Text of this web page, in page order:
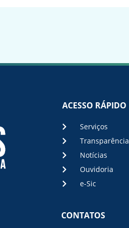
ACESSO RÁPIDO
Serviços
Transparência
Notícias
Ouvidoria
e-Sic
CONTATOS